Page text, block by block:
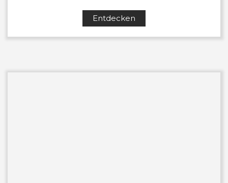
Entdecken